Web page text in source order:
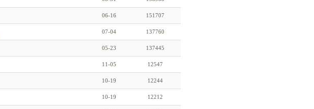
06-16 151707
07-04 137760
05-23 137445
11-05 12547
10-19 12244
10-19 12212